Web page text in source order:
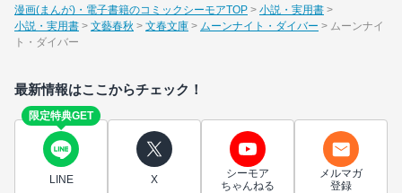
漫画(まんが)・電子書籍のコミックシーモアTOP
小説・実用書
小説・実用書
文藝春秋 文春文庫 ムーンナイト・ダイバー
ムーンナイ
ト・ダイバー
最新情報はここからチェック！
限定特典GET
LINE X
シーモア
ちゃんねる
メルマガ
登録